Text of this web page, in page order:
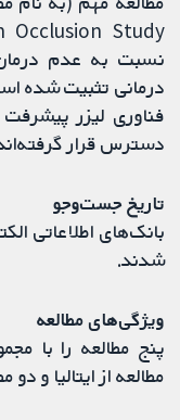
نسبت به عدم
فناوری لیزر
دسترس قرار
تاریخ جست‌وجو
شدند.
ویژگی‌‌های مطالعه
مطالعه از ایتالیا و دو